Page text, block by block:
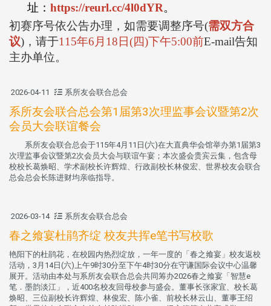
址： https://reurl.cc/4l0dYR。
初赛序号依公告办理，如需要调整序号(需双方合
议) ，请于115年6 月 18日(四)下午5:00前E-mail告知
主办单位。
2026-04-11 系所友会联合总会
系所友会联合总会第1届第3次理监事会议暨第2次
会员大会联谊餐会
系所友会联合总会于115年4月11日(六)在大直典华会馆举办第1届第3
次理监事会议暨第2次会员大会与联谊午宴；本次盛会贵宾云集，包含母
校校长葛焕昭、学术副校长许辉煌、行政副校长林俊宏、世界校友会联合
总会总会长陈进财均亲临指导。
2026-03-14 系所友会联合总会
春之飨宴杜鹃齐绽 校友共挥e笔书写校歌
艳阳下的杜鹃花，在校园内热烈绽放，一年一度的「春之飨宴」校友返校
活动，3月14日(六)上午9时30分至下午4时30分在守谦国际会议中心温馨
展开。活动由本处与系所友会联合总会共同筹办2026春之飨宴「智慧e
笔．墨韵淡江」，近400名校友回母校参与盛会。董事长张家宜、校长葛
焕昭、三位副校长许辉煌、林俊宏、陈小雀、前校长林云山、董事王绍